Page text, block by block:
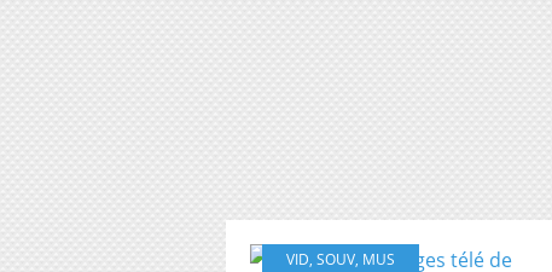
VID, SOUV, MUS